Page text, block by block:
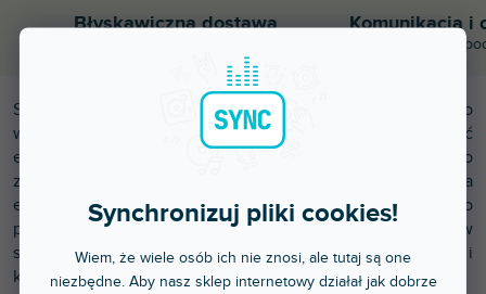
Synchronizuj pliki cookies!
Wiem, że wiele osób ich nie znosi, ale tutaj są one
niezbędne. Aby nasz sklep internetowy działał jak dobrze
Błyskawiczna dostawa Komunikacja i
Chwalicie nas za
Solidna i imponująca Focus Flex L19 firmy ADJ Lighting to
wszechstronna ruchoma głowica, która potrafi tworzyć
efekty wash, beam i pixel. Oświetlenie zostało
zaprojektowane tak, aby zapewnić projektantom oświetlenia
elastyczność i potencjał twórczy, idealnie nadaje się do
produkcji wydarzeń i wynajmu, a także do stałej instalacji w
salach koncertowych, teatrach, klubach nocnych i
kościołach.